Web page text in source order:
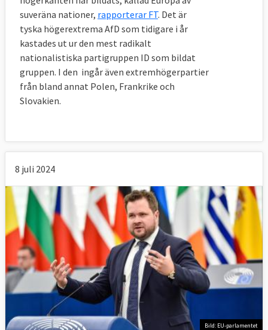
Läs mer
suveräna nationer, rapporterar FT. Det är
tyska högerextrema AfD som tidigare i år
kastades ut ur den mest radikalt
nationalistiska partigruppen ID som bildat
gruppen. I den ingår även extremhögerpartier
från bland annat Polen, Frankrike och
Slovakien.
8 juli 2024
Bild: EU-parlamentet